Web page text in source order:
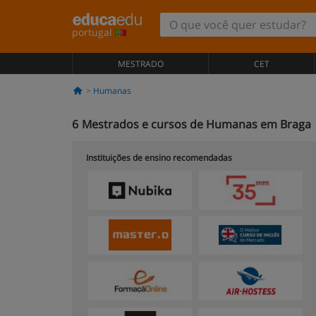
portugal
MESTRADO CET
Humanas
6 Mestrados e cursos de Humanas em Braga
Instituições de ensino recomendadas